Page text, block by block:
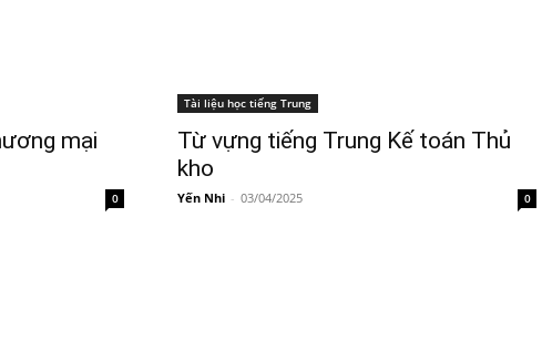
mại
0
Tài liệu học tiếng Trung
Từ vựng tiếng Trung Kế toán Thủ
kho
Yến Nhi - 03/04/2025 0